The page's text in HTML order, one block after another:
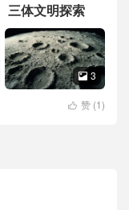
三体文明探索
 3
 赞 (1)